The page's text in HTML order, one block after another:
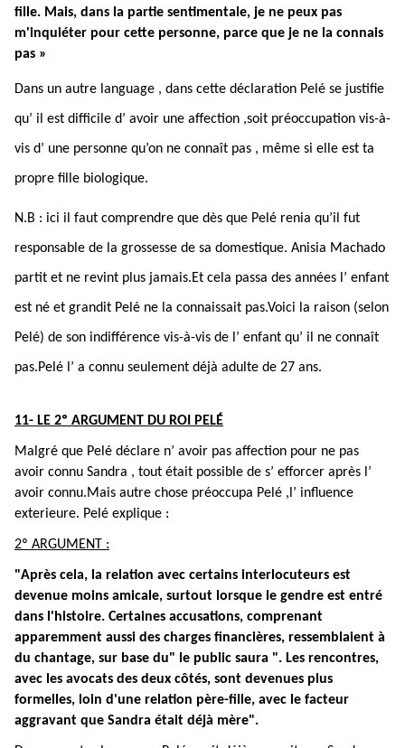
fille. Mais, dans la partie sentimentale, je ne peux pas
m'inquiéter pour cette personne, parce que je ne la connais
pas »
Dans un autre language , dans cette déclaration Pelé se justifie
qu’ il est difficile d’ avoir une affection ,soit préoccupation vis-à-
vis d’ une personne qu’on ne connaît pas , même si elle est ta
propre fille biologique.
N.B : ici il faut comprendre que dès que Pelé renia qu’il fut
responsable de la grossesse de sa domestique. Anisia Machado
partit et ne revint plus jamais.Et cela passa des années l’ enfant
est né et grandit Pelé ne la connaissait pas.Voici la raison (selon
Pelé) de son indifférence vis-à-vis de l’ enfant qu’ il ne connaît
pas.Pelé l’ a connu seulement déjà adulte de 27 ans.
11- LE 2º ARGUMENT DU ROI PELÉ
Malgré que Pelé déclare n’ avoir pas affection pour ne pas
avoir connu Sandra , tout était possible de s’ efforcer après l’
avoir connu.Mais autre chose préoccupa Pelé ,l’ influence
exterieure. Pelé explique :
2º ARGUMENT :
"Après cela, la relation avec certains interlocuteurs est
devenue moins amicale, surtout lorsque le gendre est entré
dans l'histoire. Certaines accusations, comprenant
apparemment aussi des charges financières, ressemblaient à
du chantage, sur base du" le public saura ". Les rencontres,
avec les avocats des deux côtés, sont devenues plus
formelles, loin d'une relation père-fille, avec le facteur
aggravant que Sandra était déjà mère".